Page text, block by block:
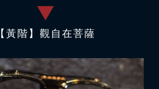
【黃階】觀自在菩薩